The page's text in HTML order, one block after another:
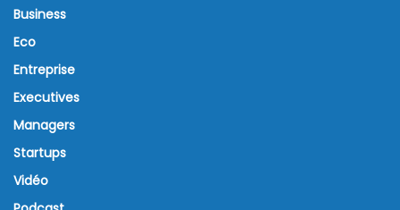
Business
Eco
Entreprise
Executives
Managers
Startups
Vidéo